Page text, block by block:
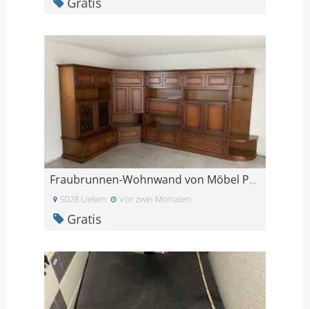
Fraubrunnen-Wohnwand von Möbel Pfister
5028 Ueken Vor zwei Monaten
Gratis